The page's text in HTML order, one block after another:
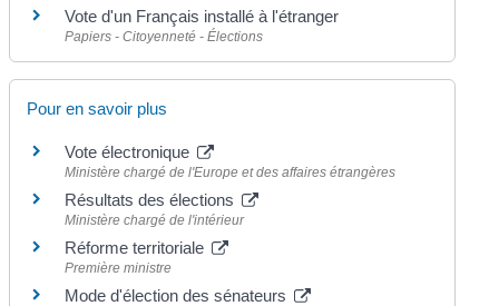
Vote d'un Français installé à l'étranger
Papiers - Citoyenneté - Élections
Pour en savoir plus
Vote électronique
Ministère chargé de l'Europe et des affaires étrangères
Résultats des élections
Ministère chargé de l'intérieur
Réforme territoriale
Première ministre
Mode d'élection des sénateurs